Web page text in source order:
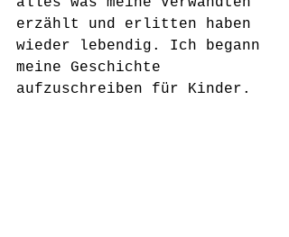
erzählt und erlitten haben
wieder lebendig. Ich begann
meine Geschichte
aufzuschreiben für Kinder.